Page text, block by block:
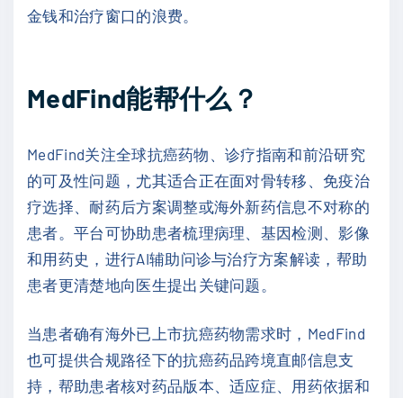
金钱和治疗窗口的浪费。
MedFind能帮什么？
MedFind关注全球抗癌药物、诊疗指南和前沿研究
的可及性问题，尤其适合正在面对骨转移、免疫治
疗选择、耐药后方案调整或海外新药信息不对称的
患者。平台可协助患者梳理病理、基因检测、影像
和用药史，进行AI辅助问诊与治疗方案解读，帮助
患者更清楚地向医生提出关键问题。
当患者确有海外已上市抗癌药物需求时，MedFind
也可提供合规路径下的抗癌药品跨境直邮信息支
持，帮助患者核对药品版本、适应症、用药依据和